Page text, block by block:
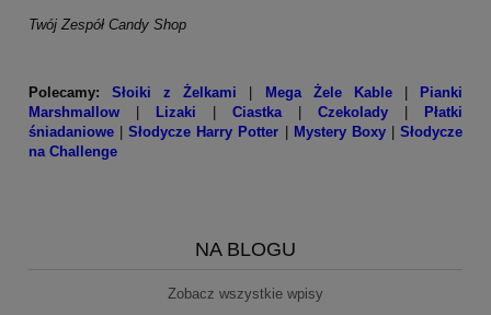
Twój Zespół Candy Shop
Polecamy: Słoiki z Żelkami | Mega Żele Kable| Pianki
Marshmallow | Lizaki | Ciastka | Czekolady | Płatki
śniadaniowe |Słodycze Harry Potter | Mystery Boxy|Słodycze
na Challenge
NA BLOGU
Zobacz wszystkie wpisy